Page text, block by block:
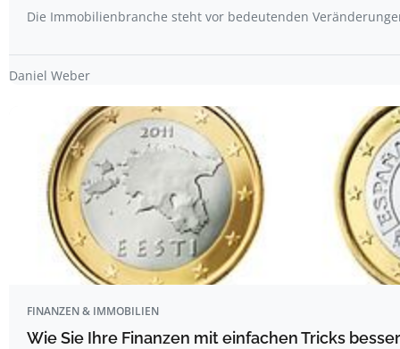
Die Immobilienbranche steht vor bedeutenden
Daniel Weber
FINANZEN & IMMOBILIEN
Wie Sie Ihre Finanzen mit einfachen Tricks